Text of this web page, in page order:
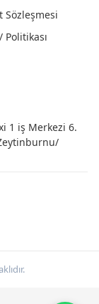
Sözleşmesi
Politikası
1 iş Merkezi 6.